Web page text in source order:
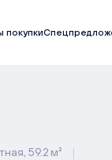
покупки
59.2 м² |